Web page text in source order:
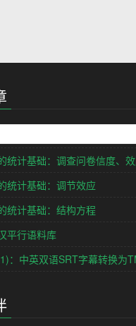
统计基础：调查问卷信度、
统计基础：调节效应
统计基础：结构方程
平行语料库
：中英双语SRT字幕转换为